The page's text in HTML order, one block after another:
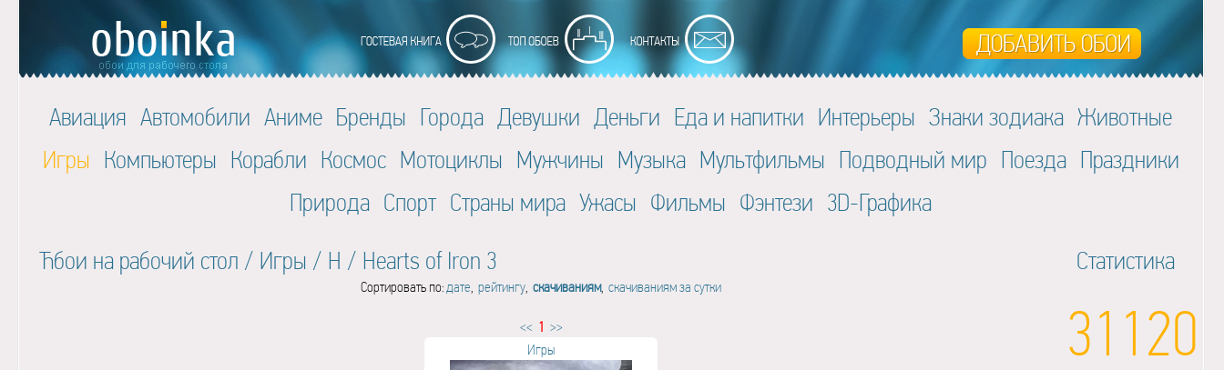
Авиация Автомобили Аниме Бренды Города Девушки Деньги Еда и напитки Интерьеры Знаки зодиака Животные
Игры Компьютеры Корабли Космос Мотоциклы Мужчины Музыка Мультфильмы Подводный мир Поезда Праздники
Природа Спорт Страны мира Ужасы Фильмы Фэнтези 3D-Графика
Ћбои на рабочий стол / Игры / H / Hearts of Iron 3
Сортировать по:дате, рейтингу, скачиваниям, скачиваниям за сутки
<< 1 >>
Игры
Статистика
31120